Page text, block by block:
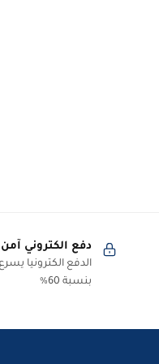
دفع الكتروني آمن
الدفع الكترونيا
بنسبة 60%